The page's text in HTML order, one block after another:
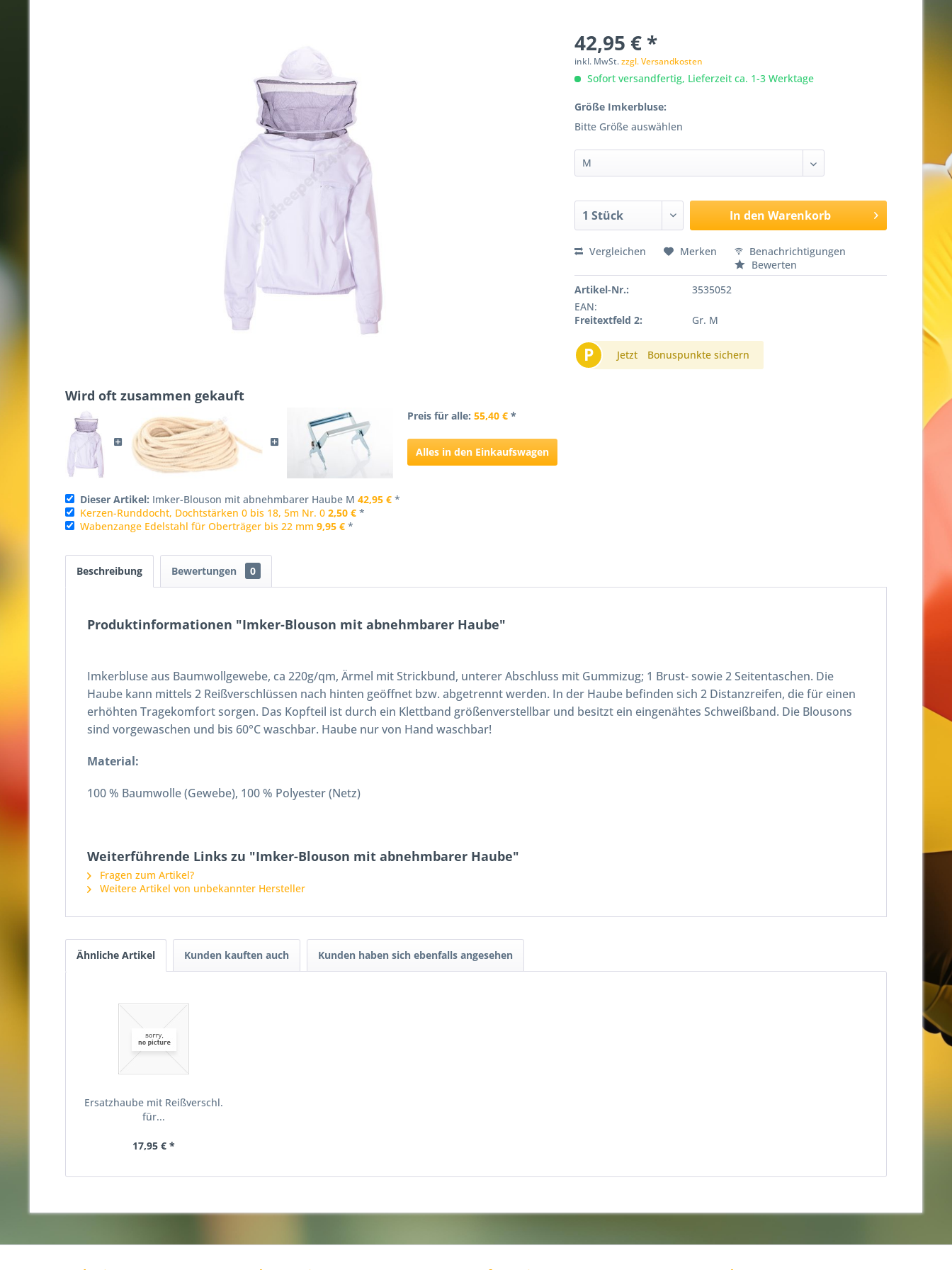
42,95 € *
inkl. MwSt.zzgl. Versandkosten
Sofort versandfertig, Lieferzeit ca. 1-3 Werktage
Größe Imkerbluse:
Bitte Größe auswählen
In den Warenkorb
Vergleichen Merken
Benachrichtigungen
Bewerten
Artikel-Nr.:
3535052
EAN:
Freitextfeld 2:
Gr. M
P Jetzt Bonuspunkte sichern
Wird oft zusammen gekauft
Preis für alle:55,40 € *
Alles in den Einkaufswagen
Dieser Artikel: Imker-Blouson mit abnehmbarer Haube M 42,95 € *
Kerzen-Runddocht, Dochtstärken 0 bis 18, 5m Nr. 0 2,50 € *
Wabenzange Edelstahl für Oberträger bis 22 mm 9,95 € *
Beschreibung Bewertungen 0
Produktinformationen "Imker-Blouson mit abnehmbarer Haube"
Imkerbluse aus Baumwollgewebe, ca 220g/qm, Ärmel mit Strickbund, unterer Abschluss mit Gummizug; 1 Brust- sowie 2 Seitentaschen. Die
Haube kann mittels 2 Reißverschlüssen nach hinten geöffnet bzw. abgetrennt werden. In der Haube befinden sich 2 Distanzreifen, die für einen
erhöhten Tragekomfort sorgen. Das Kopfteil ist durch ein Klettband größenverstellbar und besitzt ein eingenähtes Schweißband. Die Blousons
sind vorgewaschen und bis 60°C waschbar. Haube nur von Hand waschbar!
Material:
100 % Baumwolle (Gewebe), 100 % Polyester (Netz)
Weiterführende Links zu "Imker-Blouson mit abnehmbarer Haube"
Fragen zum Artikel?
Weitere Artikel von unbekannter Hersteller
Ähnliche Artikel Kunden kauften auch Kunden haben sich ebenfalls angesehen
Ersatzhaube mit Reißverschl.
für...
17,95 € *